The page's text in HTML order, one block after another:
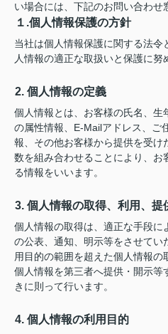
い場合には、下記のお問い合わせ
１.個人情報保護の方針
当社は個人情報保護に関する法
人情報の適正な取扱いと保護に努
2. 個人情報の定義
個人情報とは、お客様の氏名、
の属性情報、E-Mailアドレス、ご
報、その他お客様から提供を受け
数を組み合わせることにより、お
る情報をいいます。
3. 個人情報の取得、利用、提
個人情報の取得は、適正な手段に
の公表、通知、明示等をさせてい
用目的の範囲を超えた個人情報の
個人情報を第三者へ提供・開示
きに則って行います。
4. 個人情報の利用目的